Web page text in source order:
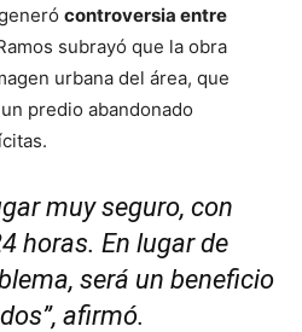
controversia entre
subrayó que la obra
urbana del área, que
predio abandonado
muy seguro, con
horas. En lugar de
será un beneficio
afirmó.